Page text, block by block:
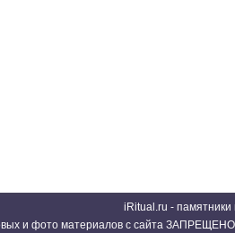
iRitual.ru -
и фото материалов с сайта